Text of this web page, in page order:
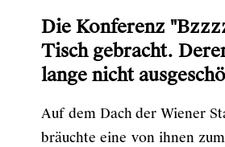
Die Konferenz
Tisch gebracht.
lange nicht
Auf dem Dach der Wiener
bräuchte eine von ihnen